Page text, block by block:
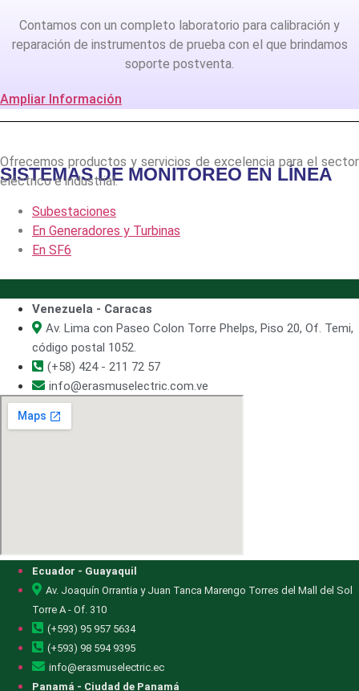
Contamos con un completo laboratorio para calibración y
reparación de instrumentos de prueba con el que brindamos
soporte postventa.
Ampliar Información
SISTEMAS DE MONITOREO EN LÍNEA
Ofrecemos productos y servicios de excelencia para el sector
eléctrico e industrial.
Subestaciones
En Generadores y Turbinas
En SF6
Venezuela - Caracas
Av. Lima con Paseo Colon Torre Phelps, Piso 20, Of. Temi,
código postal 1052.
(+58) 424 - 211 72 57
info@erasmuselectric.com.ve
Ecuador - Guayaquil
Av. Joaquín Orrantia y Juan Tanca Marengo Torres del Mall del Sol
Torre A - Of. 310
(+593) 95 957 5634
(+593) 98 594 9395
info@erasmuselectric.ec
Panamá - Ciudad de Panamá